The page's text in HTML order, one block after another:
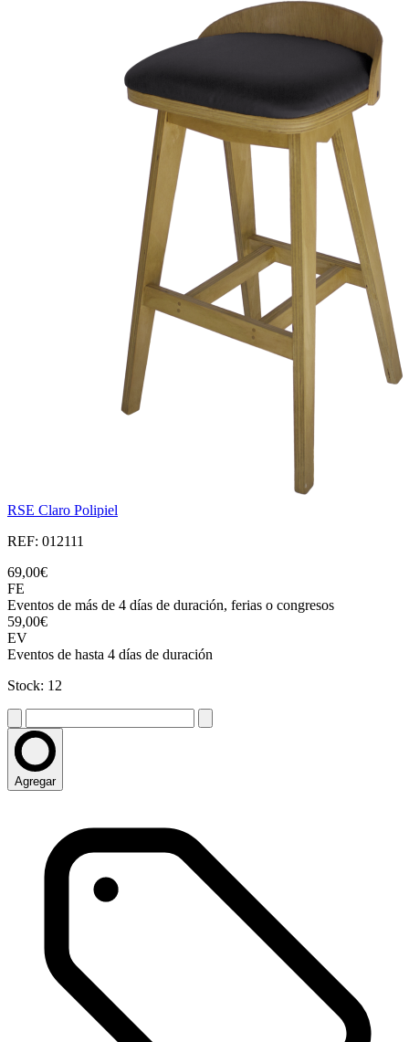
RSE Claro Polipiel
REF: 012111
69,00€
FE
Eventos de más de 4 días de duración, ferias o congresos
59,00€
EV
Eventos de hasta 4 días de duración
Stock: 12
Agregar